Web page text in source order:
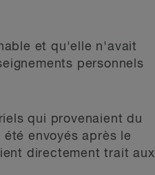
et qu'elle n'avait
personnels
qui provenaient du
envoyés après le
directement trait aux